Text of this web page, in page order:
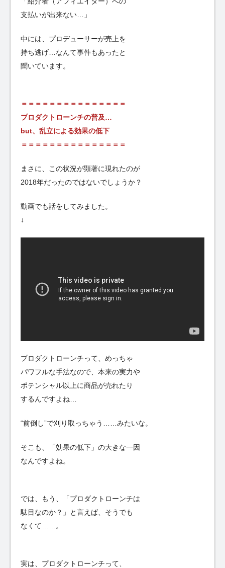
支払いが出来ない…」
中には、プロデューサーが売上を
持ち逃げ…なんて事件もあったと
聞いています。
＝＝＝＝＝＝＝＝＝＝＝＝＝＝＝
プロダクトローンチの普及…
but、乱立による効果の低下
＝＝＝＝＝＝＝＝＝＝＝＝＝＝＝
まさに、この状況が顕著に現れたのが
2018年だったのではないでしょうか？
動画でも話をしてみました。
↓
プロダクトローンチって、めっちゃ
パワフルな手法なので、本来の実力や
ポテンシャル以上に商品が売れたり
するんですよね…
“前倒し”で刈り取っちゃう……みたいな。
そこも、「効果の低下」の大きな一因
なんですよね。
では、もう、「プロダクトローンチは
駄目なのか？」と言えば、そうでも
なくて……。
実は、プロダクトローンチって、